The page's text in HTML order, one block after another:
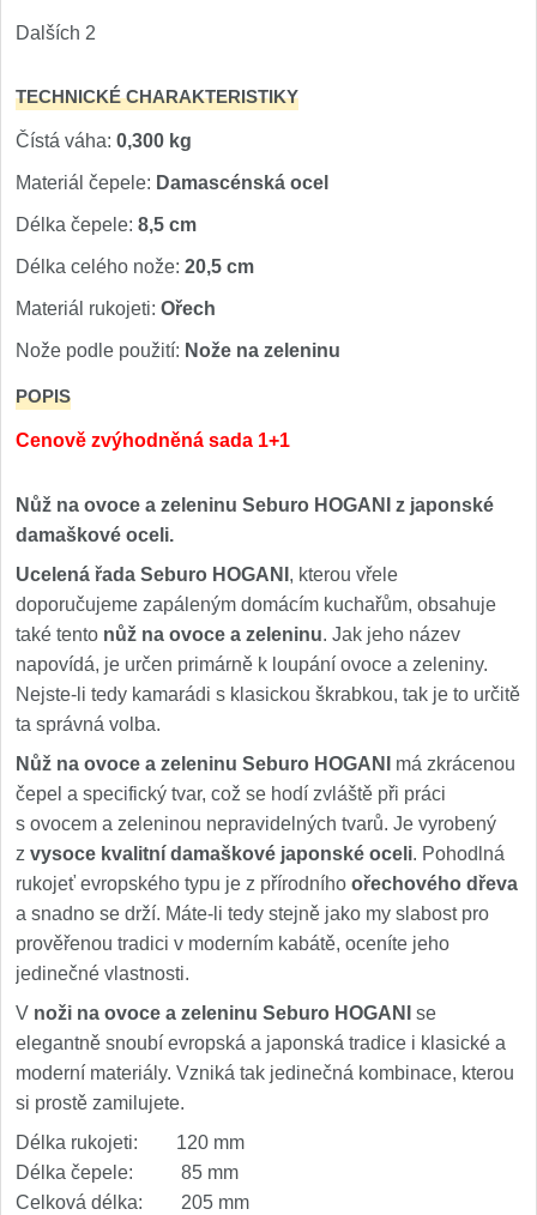
Dalších 2
TECHNICKÉ CHARAKTERISTIKY
Čístá váha: 0,300 kg
Materiál čepele: Damascénská ocel
Délka čepele: 8,5 cm
Délka celého nože: 20,5 cm
Materiál rukojeti: Ořech
Nože podle použití: Nože na zeleninu
POPIS
Cenově zvýhodněná sada 1+1
Nůž na ovoce a zeleninu Seburo HOGANI z japonské
damaškové oceli.
Ucelená řada Seburo HOGANI , kterou vřele
doporučujeme zapáleným domácím kuchařům, obsahuje
také tento nůž na ovoce a zeleninu. Jak jeho název
napovídá, je určen primárně k loupání ovoce a zeleniny.
Nejste-li tedy kamarádi s klasickou škrabkou, tak je to určitě
ta správná volba.
Nůž na ovoce a zeleninu Seburo HOGANI má zkrácenou
čepel a specifický tvar, což se hodí zvláště při práci
s ovocem a zeleninou nepravidelných tvarů. Je vyrobený
z vysoce kvalitní damaškové japonské oceli. Pohodlná
rukojeť evropského typu je z přírodního ořechového dřeva
a snadno se drží. Máte-li tedy stejně jako my slabost pro
prověřenou tradici v moderním kabátě, oceníte jeho
jedinečné vlastnosti.
V noži na ovoce a zeleninu Seburo HOGANI se
elegantně snoubí evropská a japonská tradice i klasické a
moderní materiály. Vzniká tak jedinečná kombinace, kterou
si prostě zamilujete.
Délka rukojeti: 120 mm
Délka čepele: 85 mm
Celková délka: 205 mm